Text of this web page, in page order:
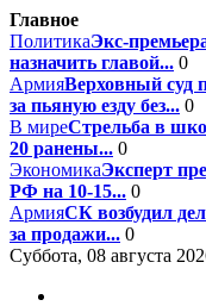
Главное
ПолитикаЭкс-
назначить главой... 0
АрмияВерховный суд
за пьяную езду без... 0
В миреСтрельба в
20 ранены... 0
ЭкономикаЭксперт
РФ на 10-15... 0
АрмияСК возбудил
за продажи... 0
Суббота, 08 августа